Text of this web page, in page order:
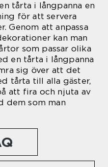
tårta i långpanna en
för att servera
Genom att anpassa
kan man
som passar olika
en tårta i långpanna
sig över att det
tårta till alla gäster,
att fira och njuta av
dem som man